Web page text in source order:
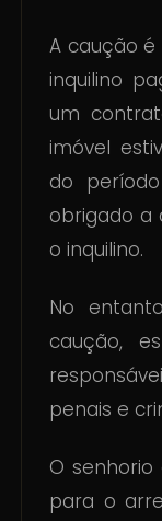
A caução
inquilino
um
imóvel
do
obrigado a
o inquilino.
No
caução,
penais e
O
para o